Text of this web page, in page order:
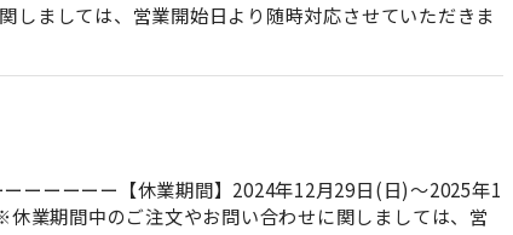
ましては、営業開始日より随時対応させていただきま
ーーーーー【休業期間】2024年12月29日(日)～2025年1
業期間中のご注文やお問い合わせに関しましては、営